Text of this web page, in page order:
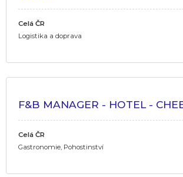
Celá ČR
Logistika a doprava
F&B MANAGER - HOTEL -
Celá ČR
Gastronomie, Pohostinství